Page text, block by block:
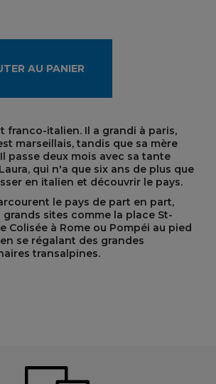
AU PANIER
franco-italien. Il a grandi à paris,
marseillais, tandis que sa mère
passe deux mois avec sa tante
qui n'a que six ans de plus que
en italien et découvrir le pays.
le pays de part en part,
sites comme la place St-
Colisée à Rome ou Pompéi au pied
se régalant des grandes
transalpines.